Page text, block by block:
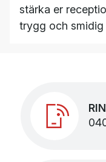
stärka er
trygg och smidig